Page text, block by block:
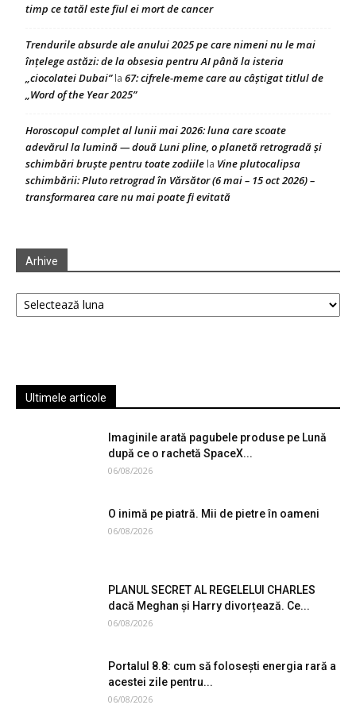
timp ce tatăl este fiul ei mort de cancer
Trendurile absurde ale anului 2025 pe care nimeni nu le mai
înțelege astăzi: de la obsesia pentru AI până la isteria
„ciocolatei Dubai”la 67: cifrele-meme care au câștigat titlul de
„Word of the Year 2025”
Horoscopul complet al lunii mai 2026: luna care scoate
adevărul la lumină — două Luni pline, o planetă retrogradă și
schimbări bruște pentru toate zodiile la Vine plutocalipsa
schimbării: Pluto retrograd în Vărsător (6 mai – 15 oct 2026) –
transformarea care nu mai poate fi evitată
Arhive
Arhive
Ultimele articole
Imaginile arată pagubele produse pe Lună
după ce o rachetă SpaceX...
06/08/2026
O inimă pe piatră. Mii de pietre în oameni
06/08/2026
PLANUL SECRET AL REGELELUI CHARLES
dacă Meghan și Harry divorțează. Ce...
06/08/2026
Portalul 8.8: cum să folosești energia rară a
acestei zile pentru...
06/08/2026